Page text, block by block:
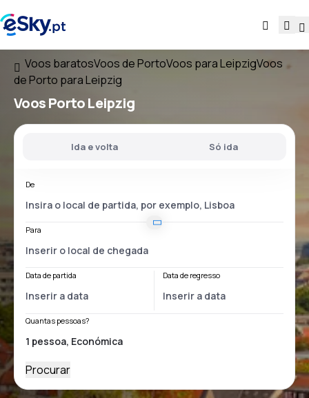
Voos baratosVoos de PortoVoos para LeipzigVoos
de Porto para Leipzig
VoosPorto Leipzig
Ida e volta Só ida
De
Para
Data de partida Data de regresso
Quantas pessoas?
Procurar